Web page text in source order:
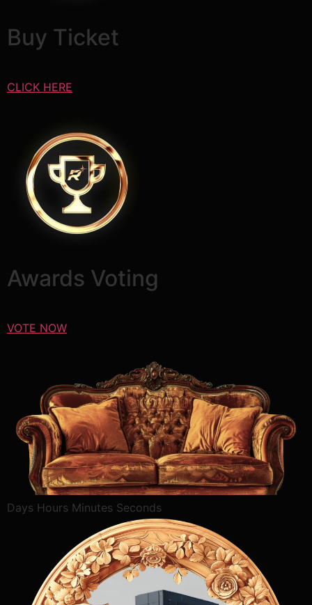
Buy Ticket
CLICK HERE​
Awards Voting
VOTE NOW
Days Hours Minutes Seconds